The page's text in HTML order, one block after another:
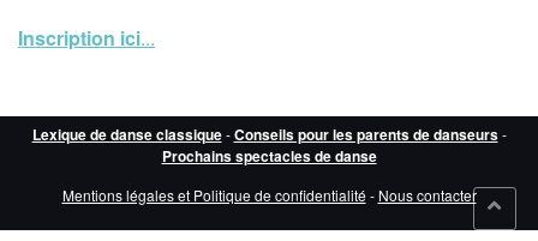
Inscription ici...
Lexique de danse classique-Conseils pour les parents de danseurs-
Prochains spectacles de danse
Mentions légales et Politique de confidentialité - Nous contacter